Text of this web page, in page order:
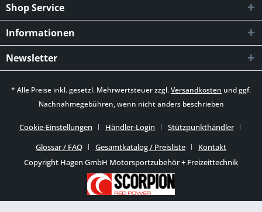
Shop Service
Informationen
Newsletter
* Alle Preise inkl. gesetzl. Mehrwertsteuer zzgl.Versandkosten und ggf.
Nachnahmegebühren, wenn nicht anders beschrieben
Cookie-Einstellungen Händler-Login
Stützpunkthändler
Glossar / FAQ
Gesamtkatalog / Preisliste
Kontakt
Copyright Hagen GmbH Motorsportzubehör + Freizeittechnik